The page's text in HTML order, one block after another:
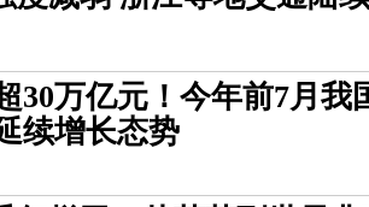
30万亿元！今年前7月我
续增长态势